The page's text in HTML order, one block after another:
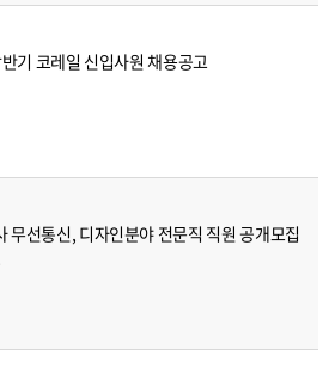
기 코레일 신입사원 채용공고
무선통신, 디자인분야 전문직 직원 공개모집